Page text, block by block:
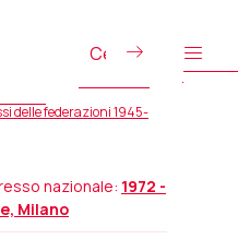
delle federazioni 1945-
nazionale: 1972 -
Milano